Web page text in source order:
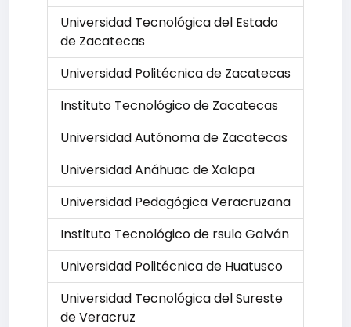
Universidad Tecnológica del Estado
de Zacatecas
Universidad Politécnica de Zacatecas
Instituto Tecnológico de Zacatecas
Universidad Autónoma de Zacatecas
Universidad Anáhuac de Xalapa
Universidad Pedagógica Veracruzana
Instituto Tecnológico de rsulo Galván
Universidad Politécnica de Huatusco
Universidad Tecnológica del Sureste
de Veracruz